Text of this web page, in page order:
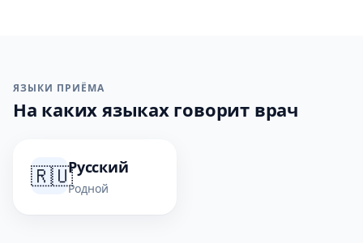
ЯЗЫКИ ПРИЁМА
На каких языках говорит врач
🇷🇺Русский
Родной